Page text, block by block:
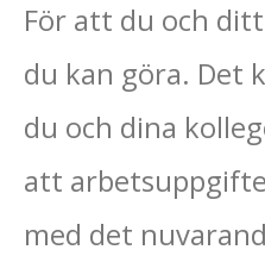
För att du och
du kan göra. Det
du och dina
att
med det